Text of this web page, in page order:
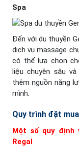
Spa
Đến với du thuyền
dịch vụ massage
có thể lựa chọn
liệu chuyên sâu
thêm nguồn năng
mình.
Quy trình đặt
Một số quy định
Regal